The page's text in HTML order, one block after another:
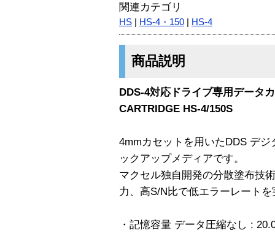
関連カテゴリ
HS HS-4・150 HS-4
商品説明
DDS-4対応ドライブ専用データ
CARTRIDGE HS-4/150S
4mmカセットを用いたDDS デ
ックアップメディアです。
マクセル独自開発の分散塗布技
力、高S/N比で低エラーレートを
・記憶容量 データ圧縮なし :